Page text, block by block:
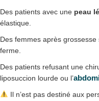
Des patients avec une peau
élastique.
Des femmes après
ferme.
Des patients refusant une
liposuccion lourde ou l’
Il n’est pas destiné aux